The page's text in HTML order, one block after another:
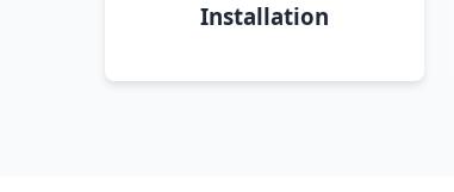
Installation